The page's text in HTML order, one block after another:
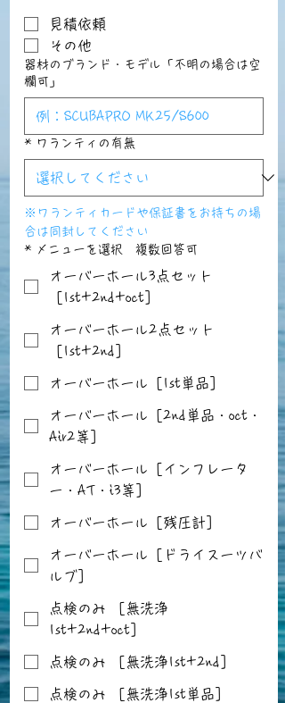
見積依頼
その他
器材のブランド・モデル「不明の場合は空
欄可」
* ワランティの有無
※ワランティカードや保証書をお持ちの場
合は同封してください
* メニューを選択 複数回答可
オーバーホール3点セット
［1st+2nd+oct］
オーバーホール2点セット
［1st+2nd］
オーバーホール［1st単品］
オーバーホール［2nd単品・oct・
Air2等］
オーバーホール［インフレータ
ー・AT・i3等］
オーバーホール［残圧計］
オーバーホール［ドライスーツバ
ルブ］
点検のみ ［無洗浄
1st+2nd+oct］
点検のみ ［無洗浄1st+2nd］
点検のみ ［無洗浄1st単品］